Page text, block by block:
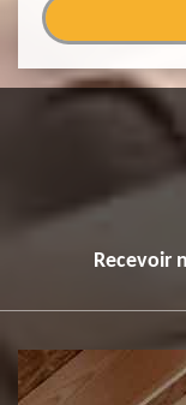
Recevoir